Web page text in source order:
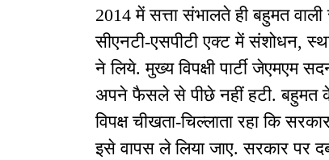
2014 में सत्ता संभालते ही बहुमत
सीएनटी-एसपीटी एक्ट में संशोधन,
ने लिये. मुख्य विपक्षी पार्टी
अपने फैसले से पीछे नहीं हटी. बहुमत
विपक्ष चीखता-चिल्लाता रहा कि
इसे वापस ले लिया जाए. सरकार पर